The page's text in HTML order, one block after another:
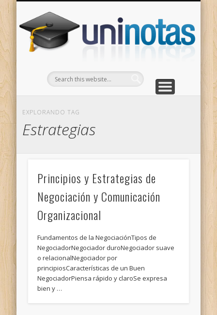
EXPLORANDO TAG
Estrategias
Principios y Estrategias de
Negociación y Comunicación
Organizacional
Fundamentos de la NegociaciónTipos de
NegociadorNegociador duroNegociador suave
o relacionalNegociador por
principiosCaracterísticas de un Buen
NegociadorPiensa rápido y claroSe expresa
bien y …